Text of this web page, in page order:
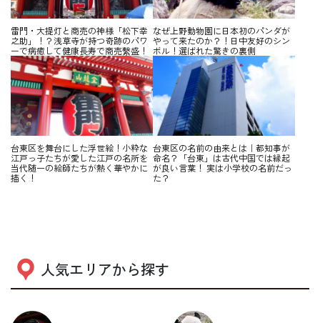
雷門・大提灯と商売の神様「松下幸
之助」！？浅草寺が持つ奇跡のパワ
ーで病癒して健康長寿で商売繫盛！
なぜ上野動物園に日本初のパンダが
やって来たのか？！日中友好のシン
ボル！選ばれた驚きの裏側
台東区を舞台にした浮世絵！小粋な
江戸っ子たちが愛した江戸の名所を
当代随一の絵師たちが熱く華やかに
描く！
台東区の名前の由来とは｜都知事が
命名？「台東」は古代中国では縁起
が良い言葉！ 実は小学校の名前だっ
た？
人気エリアから探す